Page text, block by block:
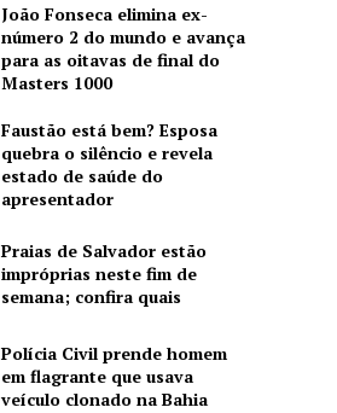
João Fonseca elimina ex-
número 2 do mundo e avança
para as oitavas de final do
Masters 1000
Faustão está bem? Esposa
quebra o silêncio e revela
estado de saúde do
apresentador
Praias de Salvador estão
impróprias neste fim de
semana; confira quais
Polícia Civil prende homem
em flagrante que usava
veículo clonado na Bahia